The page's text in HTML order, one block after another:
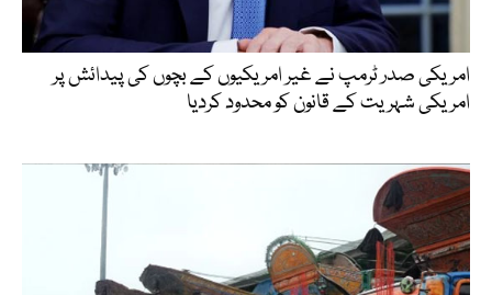
امریکی صدر ٹرمپ نے غیر امریکیوں کے بچوں کی پیدائش پر
امریکی شہریت کے قانون کو محدود کردیا